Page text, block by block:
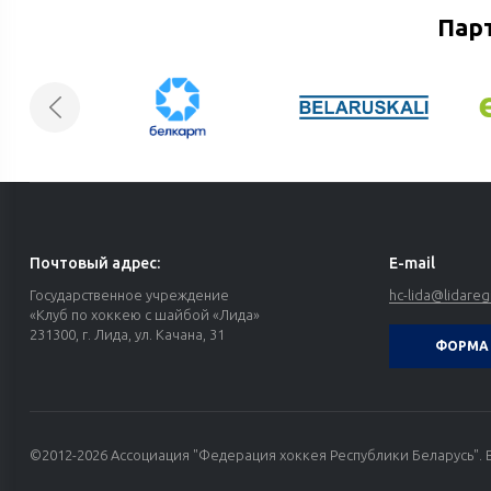
Почтовый адрес:
Государственное учреждение
«Клуб по хоккею с шайбой «Лида»
231300, г. Лида, ул. Качана, 31
E-mail
hc-
ФОРМА
©2012-2026 Ассоциация "Федерация хоккея Республики Беларусь".